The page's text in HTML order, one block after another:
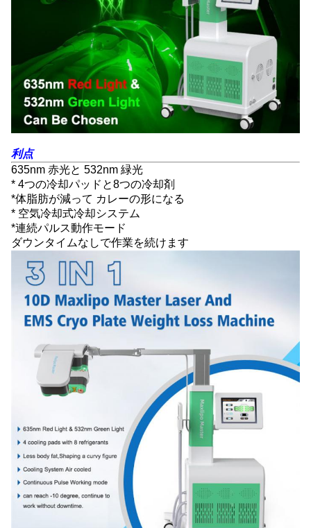
利点
635nm 赤光と 532nm 緑光
* 4つの冷却パッドと8つの冷却剤
*体脂肪が減って カレーの形になる
* 空気冷却式冷却システム
*連続パルス動作モード
ダウンタイムなしで作業を続けます